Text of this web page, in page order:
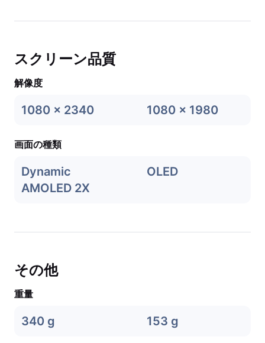
スクリーン品質
解像度
1080 x 2340 1080 x 1980
画面の種類
Dynamic
AMOLED 2X
OLED
その他
重量
340 g 153 g